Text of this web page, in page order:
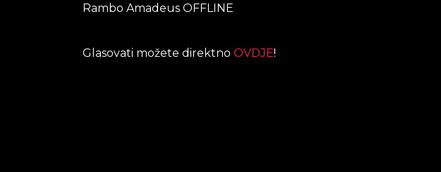
Rambo Amadeus OFFLINE
Glasovati možete direktno OVDJE!